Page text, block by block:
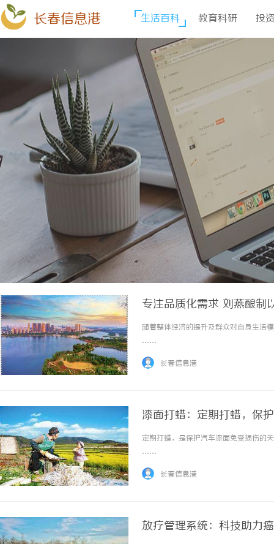
长春信息港 生活百科 教育科研 投
专注品质化需求 刘燕酿制
随着整体经济的提升及群众对自身生活
……
长春信息港
漆面打蜡：定期打蜡，保
定期打蜡，是保护汽车漆面免受损伤的
……
长春信息港
放疗管理系统：科技助力